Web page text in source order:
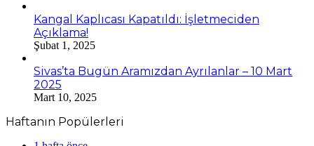
Kangal Kaplıcası Kapatıldı: İşletmeciden
Açıklama!
Şubat 1, 2025
Sivas’ta Bugün Aramızdan Ayrılanlar – 10 Mart
2025
Mart 10, 2025
Haftanın Popülerleri